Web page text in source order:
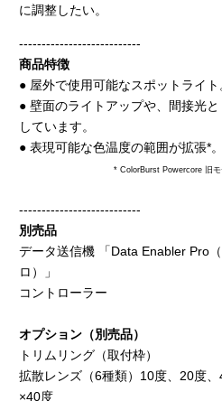
に調整したい。
---------------------------
商品特徴
● 屋外で使用可能なスポットライト
● 壁面のライトアップや、間接光
しています。
● 表現可能な色温度の範囲が拡張*
* ColorBurst Powercore 旧モデル
---------------------------
別売品
データ送信機 「Data Enabler Pro
ロ）」
コントローラー
オプション（別売品）
トリムリング（取付枠）
拡散レンズ（6種類）10度、20度
×40度